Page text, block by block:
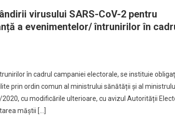
virusului SARS-CoV-2 pentru
a evenimentelor/ întrunirilor în
în cadrul campaniei electorale, se instituie
prin ordin comun al ministrului sănătății și al
cu modificările ulterioare, cu avizul Autorității
măștii […]